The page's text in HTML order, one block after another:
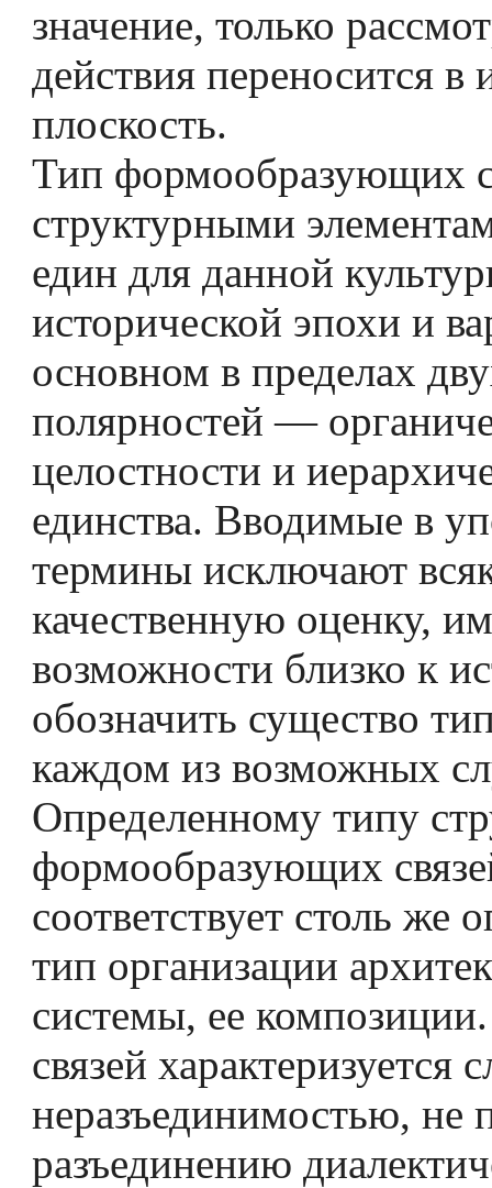
значение, только
действия переносится в
плоскость.
Тип формообразующих
структурными
един для данной
исторической эпохи и
основном в пределах
полярностей —
целостности и
единства. Вводимые в
термины исключают
качественную оценку,
возможности близко к
обозначить существо
каждом из возможных
Определенному типу
формообразующих
соответствует столь же
тип организации
системы, ее
связей характеризуется
неразъединимостью,
разъединению